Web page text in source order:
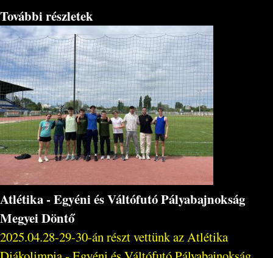
További részletek
Atlétika - Egyéni és Váltófutó Pályabajnokság
Megyei Döntő
2025.04.28-29-30-án részt vettünk az Atlétika